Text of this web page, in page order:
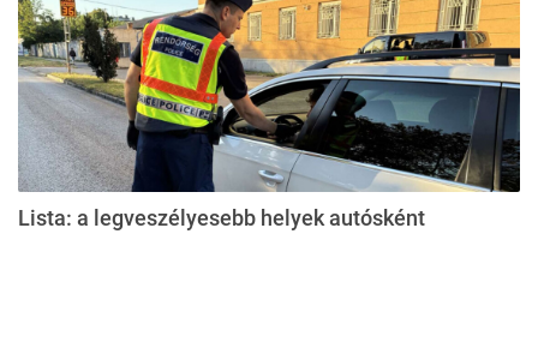
Lista: a legveszélyesebb helyek autósként